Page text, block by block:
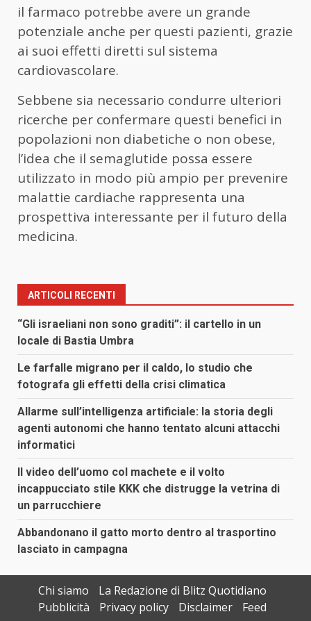
il farmaco potrebbe avere un grande
potenziale anche per questi pazienti, grazie
ai suoi effetti diretti sul sistema
cardiovascolare.
Sebbene sia necessario condurre ulteriori
ricerche per confermare questi benefici in
popolazioni non diabetiche o non obese,
l’idea che il semaglutide possa essere
utilizzato in modo più ampio per prevenire
malattie cardiache rappresenta una
prospettiva interessante per il futuro della
medicina.
ARTICOLI RECENTI
“Gli israeliani non sono graditi”: il cartello in un
locale di Bastia Umbra
Le farfalle migrano per il caldo, lo studio che
fotografa gli effetti della crisi climatica
Allarme sull’intelligenza artificiale: la storia degli
agenti autonomi che hanno tentato alcuni attacchi
informatici
Il video dell’uomo col machete e il volto
incappucciato stile KKK che distrugge la vetrina di
un parrucchiere
Abbandonano il gatto morto dentro al trasportino
lasciato in campagna
Chi siamo
La Redazione di Blitz Quotidiano
Pubblicità
Privacy policy Disclaimer Feed